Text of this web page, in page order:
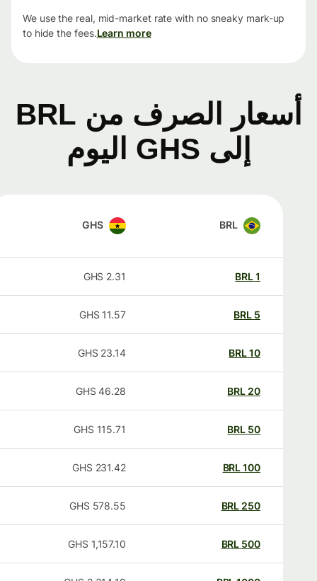
We use the real, mid-market rate with no sneaky mark-up
to hide the fees.Learn more
أسعار الصرف من BRL
إلى GHS اليوم
BRL
GHS
BRL
2.31
GHS
BRL
11.57
GHS
BRL
23.14
GHS
20
BRL
46.28
GHS
50
BRL
115.71
GHS
100
BRL
231.42
GHS
250
BRL
578.55
GHS
500
BRL
1,157.10
GHS